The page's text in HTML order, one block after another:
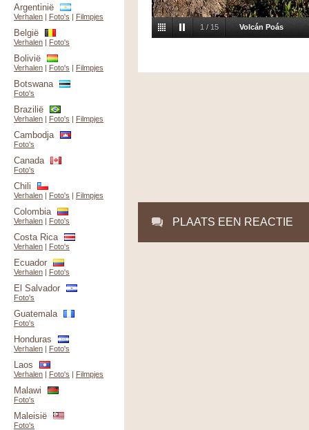
1 / 15 Volcán Poás
PLAATS EEN REACTIE
Argentinië
Verhalen | Foto's | Filmpjes
België
Verhalen | Foto's
Bolivië
Verhalen | Foto's | Filmpjes
Botswana
Foto's
Brazilië
Verhalen | Foto's | Filmpjes
Cambodja
Foto's
Canada
Foto's
Chili
Verhalen | Foto's | Filmpjes
Colombia
Verhalen | Foto's
Costa Rica
Verhalen | Foto's
Ecuador
Verhalen | Foto's
El Salvador
Foto's
Guatemala
Foto's
Honduras
Verhalen | Foto's
Laos
Verhalen | Foto's | Filmpjes
Malawi
Foto's
Maleisië
Foto's